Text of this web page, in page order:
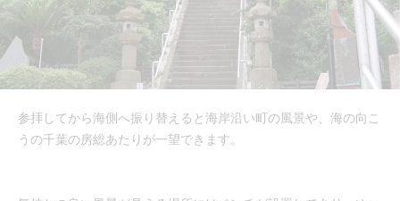
参拝してから海側へ振り替えると海岸沿い町の風景や、海の向こ
うの千葉の房総あたりが一望できます。